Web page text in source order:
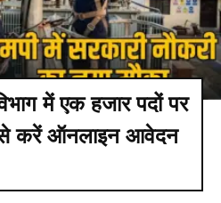
में एक हजार पदों पर
करें ऑनलाइन आवेदन